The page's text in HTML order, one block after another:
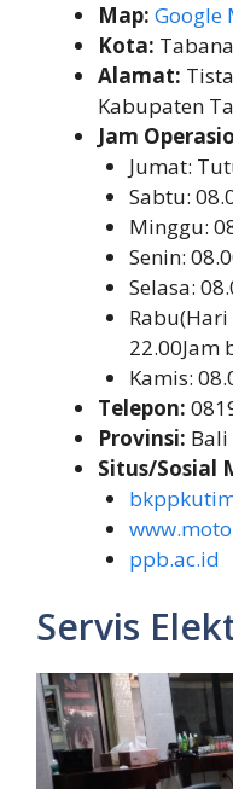
Map: Google
Kota:
Alamat:
Kabupaten
Jam
Jumat:
Sabtu:
Minggu:
Senin:
Selasa:
22.00Jam
Kamis:
Telepon:
Provinsi: Bali
Situs/Sosial
ppb.ac.id
Servis